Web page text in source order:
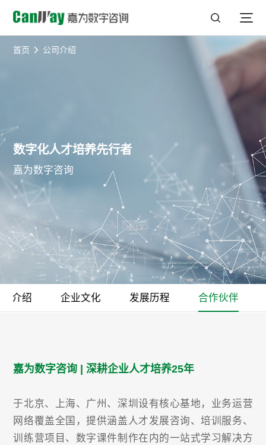
数字化人才培养先行者
嘉为数字咨询
首页 公司介绍
介绍 企业文化 发展历程 合作伙伴
嘉为数字咨询 | 深耕企业人才培养25年
于北京、上海、广州、深圳设有核心基地，业务运营
网络覆盖全国，提供涵盖人才发展咨询、培训服务、
训练营项目、数字课件制作在内的一站式学习解决方